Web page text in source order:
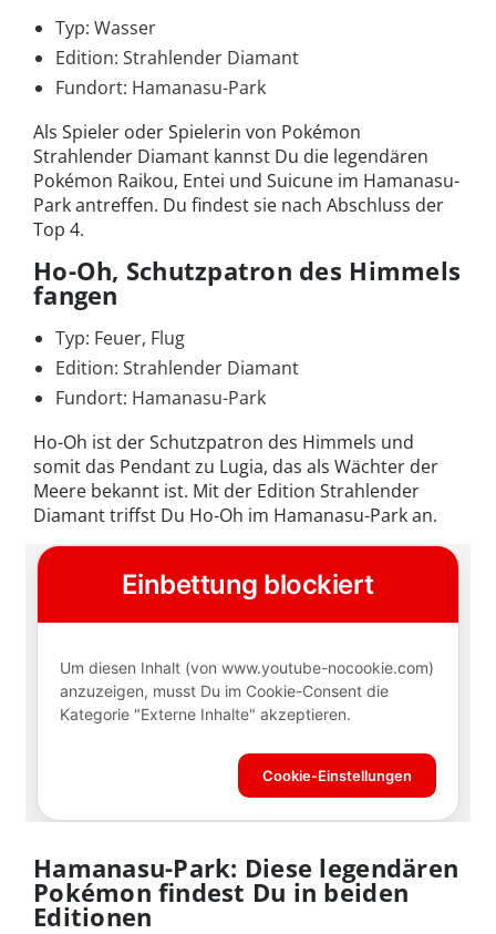
Typ: Wasser
Edition: Strahlender Diamant
Fundort: Hamanasu-Park
Als Spieler oder Spielerin von Pokémon
Strahlender Diamant kannst Du die legendären
Pokémon Raikou, Entei und Suicune im Hamanasu-
Park antreffen. Du findest sie nach Abschluss der
Top 4.
Ho-Oh, Schutzpatron des Himmels
fangen
Typ: Feuer, Flug
Edition: Strahlender Diamant
Fundort: Hamanasu-Park
Ho-Oh ist der Schutzpatron des Himmels und
somit das Pendant zu Lugia, das als Wächter der
Meere bekannt ist. Mit der Edition Strahlender
Diamant triffst Du Ho-Oh im Hamanasu-Park an.
Hamanasu-Park: Diese legendären
Pokémon findest Du in beiden
Editionen